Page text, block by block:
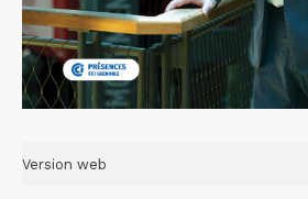
Version web